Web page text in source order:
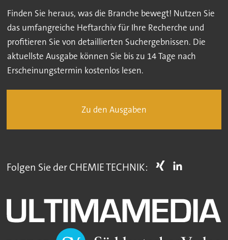
Finden Sie heraus, was die Branche bewegt! Nutzen Sie
das umfangreiche Heftarchiv für Ihre Recherche und
profitieren Sie von detaillierten Suchergebnissen. Die
aktuellste Ausgabe können Sie bis zu 14 Tage nach
Erscheinungstermin kostenlos lesen.
Zu den Ausgaben
Folgen Sie der CHEMIE TECHNIK: